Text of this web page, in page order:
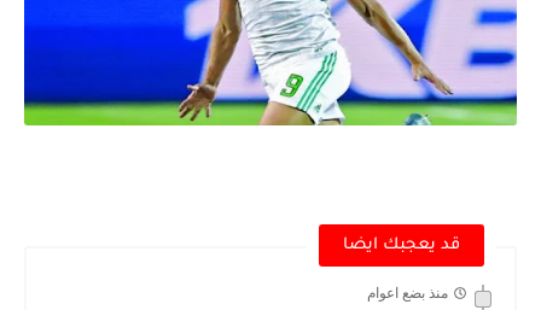
قد يعجبك ايضا
منذ بضع اعوام